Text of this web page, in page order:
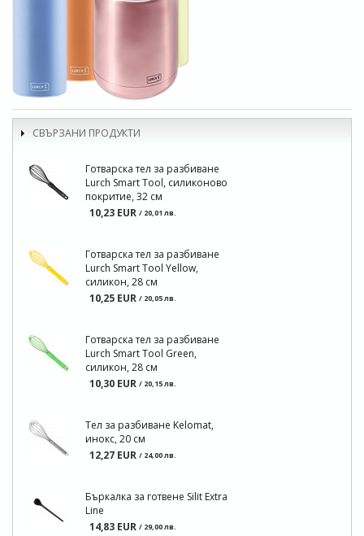
СВЪРЗАНИ ПРОДУКТИ
Готварска тел за разбиване
Lurch Smart Tool, силиконово
покритие, 32 см
10,23 EUR / 20,01 лв.
Готварска тел за разбиване
Lurch Smart Tool Yellow,
силикон, 28 см
10,25 EUR / 20,05 лв.
Готварска тел за разбиване
Lurch Smart Tool Green,
силикон, 28 см
10,30 EUR / 20,15 лв.
Тел за разбиване Kelomat,
инокс, 20 см
12,27 EUR / 24,00 лв.
Бъркалка за готвене Silit Extra
Line
14,83 EUR / 29,00 лв.